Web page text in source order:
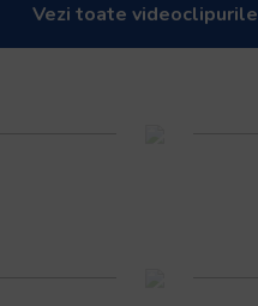
Vezi toate videoclipurile